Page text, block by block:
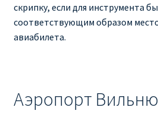
скрипку, если для инструмента
соответствующим образом
авиабилета.
Аэропорт